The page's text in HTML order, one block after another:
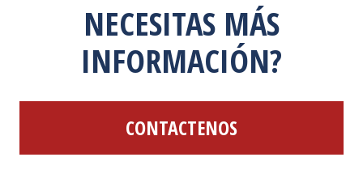
NECESITAS MÁS
INFORMACIÓN?
CONTACTENOS